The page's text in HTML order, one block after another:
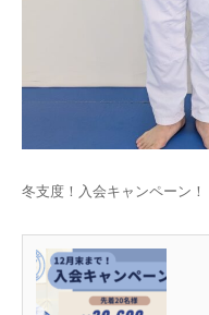
冬支度！入会キャンペーン！